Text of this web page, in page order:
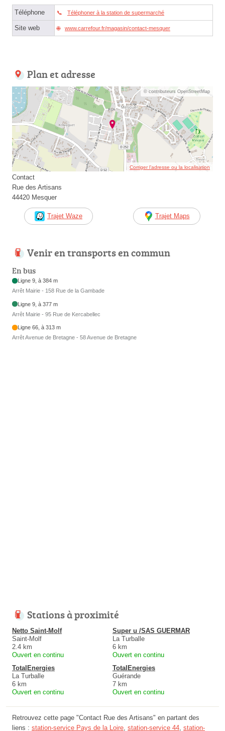
Téléphone Téléphoner à la station de supermarché
Site web www.carrefour.fr/magasin/contact-mesquer
Plan et adresse
© contributeurs OpenStreetMap
Corriger l’adresse ou la localisation
Contact
Rue des Artisans
44420 Mesquer
Trajet Waze Trajet Maps
Venir en transports en commun
En bus
Ligne 9, à 384 m
Arrêt Mairie - 158 Rue de la Gambade
Ligne 9, à 377 m
Arrêt Mairie - 95 Rue de Kercabellec
Ligne 66, à 313 m
Arrêt Avenue de Bretagne - 58 Avenue de Bretagne
Stations à proximité
Netto Saint-Molf
Saint-Molf
2.4 km
Ouvert en continu
Super u /SAS GUERMAR
La Turballe
6 km
Ouvert en continu
TotalEnergies
La Turballe
6 km
Ouvert en continu
TotalEnergies
Guérande
7 km
Ouvert en continu
Retrouvez cette page "Contact Rue des Artisans" en partant des
liens : station-service Pays de la Loire, station-service 44, station-